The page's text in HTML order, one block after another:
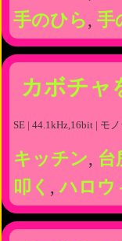
手のひら, 手
カボチャ
SE | 44.1kHz,16bit | モ
キッチン, 台
叩く ,ハロウ